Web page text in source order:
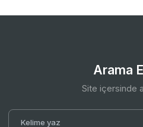
Arama
Site içersinde